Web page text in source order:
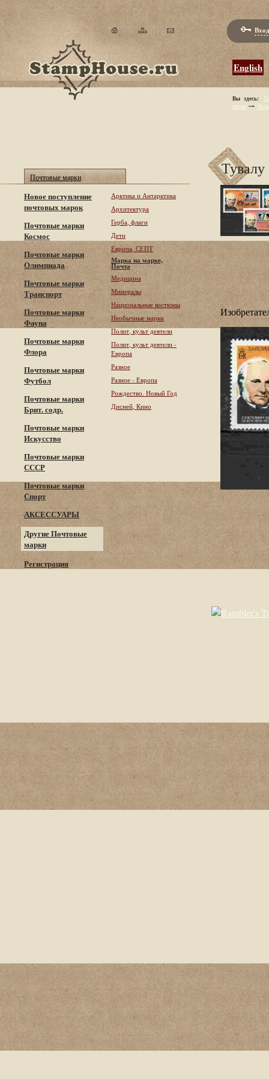
English
Вы здесь:
марки
Почтовые марки
Новое поступление
почтовых марок
Почтовые марки
Космос
Почтовые марки
Олимпиада
Почтовые марки
Транспорт
Почтовые марки
Фауна
Почтовые марки
Флора
Почтовые марки
Футбол
Почтовые марки
Брит. содр.
Почтовые марки
Искусство
Почтовые марки
СССР
Почтовые марки
Спорт
АКСЕССУАРЫ
Другие Почтовые
марки
Регистрация
Арктика и Антарктика
Архитектура
Герба, флаги
Дети
Европа, СЕПТ
Марка на марке,
Почта
Медицина
Минералы
Национальные костюмы
Необычные марки
Полит, культ деятели
Полит, культ деятели -
Европа
Разное
Разное - Европа
Рождество. Новый Год
Дисней, Кино